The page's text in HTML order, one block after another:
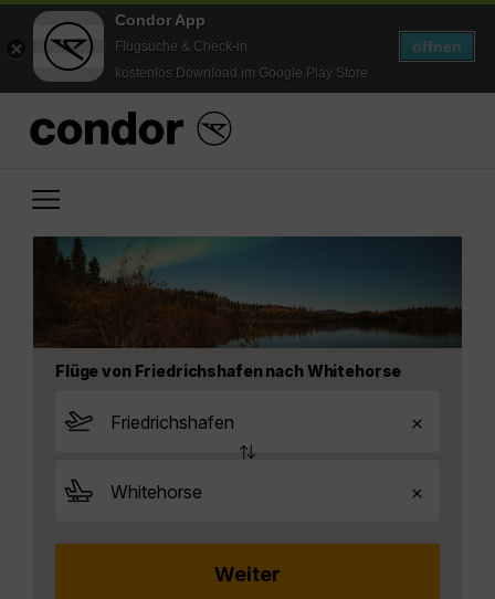
Condor App
Flugsuche & Check-in
kostenlos Download im Google Play Store
öffnen
Flüge von Friedrichshafen nach Whitehorse